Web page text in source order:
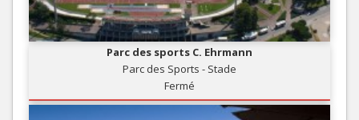
Parc des sports C. Ehrmann
Parc des Sports - Stade
Fermé